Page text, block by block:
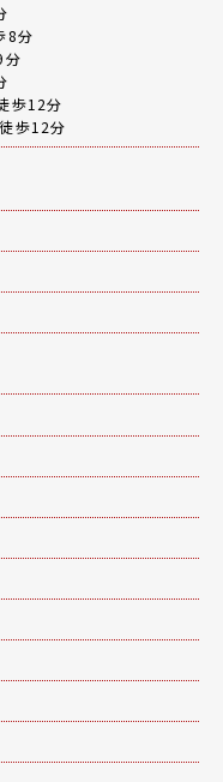
8分
分
歩12分
徒歩12分